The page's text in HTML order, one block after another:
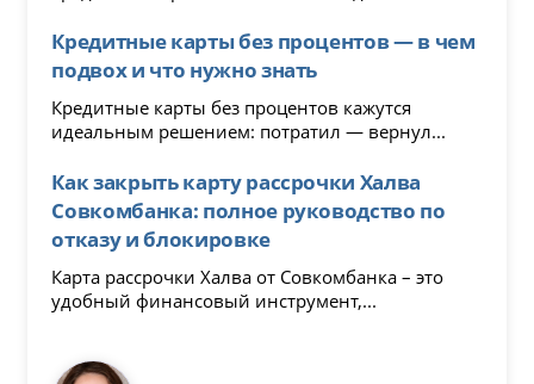
Кредитные карты без процентов — в чем
подвох и что нужно знать
Кредитные карты без процентов кажутся
идеальным решением: потратил — вернул...
Как закрыть карту рассрочки Халва
Совкомбанка: полное руководство по
отказу и блокировке
Карта рассрочки Халва от Совкомбанка – это
удобный финансовый инструмент,...